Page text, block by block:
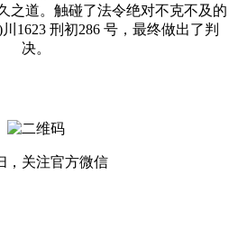
之道。触碰了法令绝对不克不及的
1623 刑初286 号，最终做出了判
决。
，关注官方微信